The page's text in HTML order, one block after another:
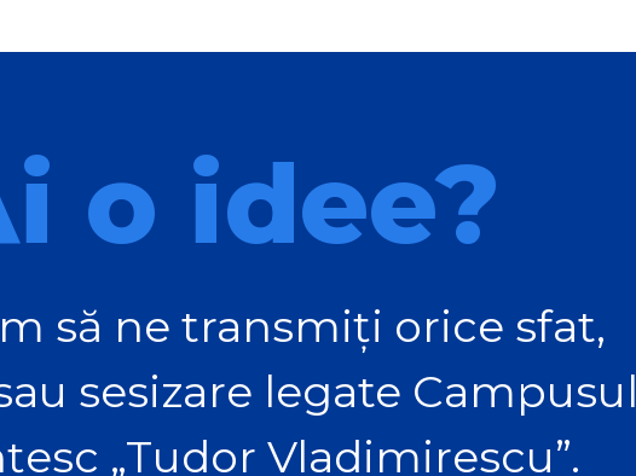
o idee?
să ne transmiți orice sfat,
sesizare legate Campusul
„Tudor Vladimirescu”.